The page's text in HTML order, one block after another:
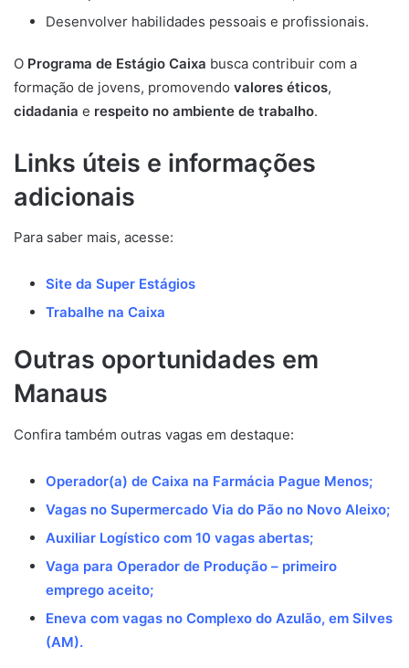
Desenvolver habilidades pessoais e profissionais.
O Programa de Estágio Caixa busca contribuir com a
formação de jovens, promovendo valores éticos,
cidadania e respeito no ambiente de trabalho.
Links úteis e informações
adicionais
Para saber mais, acesse:
Site da Super Estágios
Trabalhe na Caixa
Outras oportunidades em
Manaus
Confira também outras vagas em destaque:
Operador(a) de Caixa na Farmácia Pague Menos;
Vagas no Supermercado Via do Pão no Novo Aleixo;
Auxiliar Logístico com 10 vagas abertas;
Vaga para Operador de Produção – primeiro
emprego aceito;
Eneva com vagas no Complexo do Azulão, em Silves
(AM).